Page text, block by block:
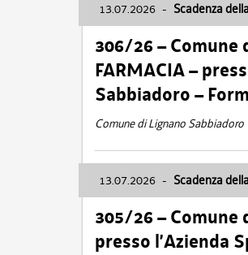
13.07.2026 - Scadenza
306/26 – Comune
FARMACIA –
Sabbiadoro –
Comune di Lignano Sabbiadoro
13.07.2026 - Scadenza
305/26 – Comune
presso l’Azienda